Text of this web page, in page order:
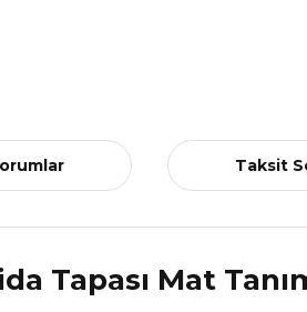
Taksit
Tapası Mat